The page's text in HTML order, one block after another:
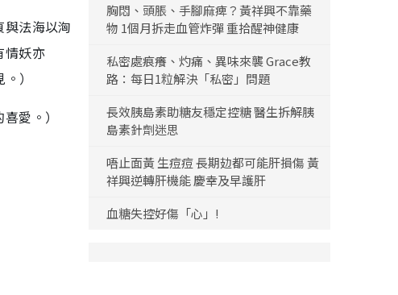
法海以洶
情妖亦
）
愛。）
胸悶、頭脹、手腳麻痺？黃祥興不靠藥
物 1個月拆走血管炸彈 重拾醒神健康
私密處痕癢、灼痛、異味來襲 Grace教
路：每日1粒解決「私密」問題
長效胰島素助糖友穩定控糖 醫生拆解胰
島素針劑迷思
唔止面黃 生痘痘 長期攰都可能肝損傷 黃
祥興逆轉肝機能 慶幸及早護肝
血糖失控好傷「心」!